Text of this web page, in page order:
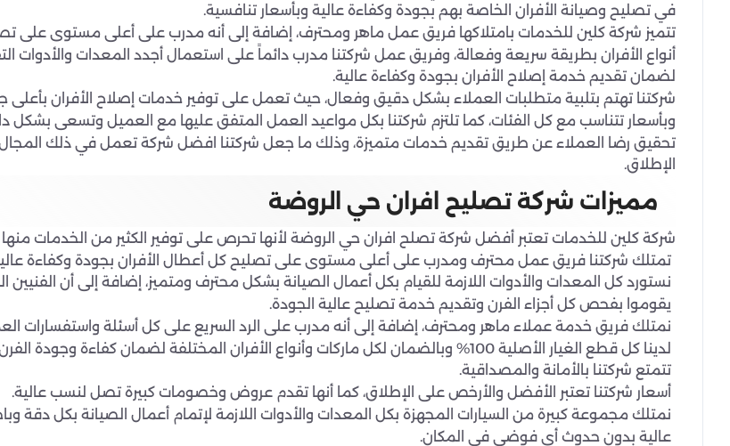
في تصليح وصيانة الأفران الخاصة بهم بجودة وكفاءة عالية وبأسعار تنافسية.
تتميز شركة كلين للخدمات بامتلاكها فريق عمل ماهر ومحترف، إضافة إلى أنه مدرب على أعلى مستوى على
أنواع الأفران بطريقة سريعة وفعالة، وفريق عمل شركتنا مدرب دائماً على استعمال أجدد المعدات والأدوات
لضمان تقديم خدمة إصلاح الأفران بجودة وكفاءة عالية.
شركتنا تهتم بتلبية متطلبات العملاء بشكل دقيق وفعال، حيث تعمل على توفير خدمات إصلاح الأفران بأعلى
وبأسعار تتناسب مع كل الفئات، كما تلتزم شركتنا بكل مواعيد العمل المتفق عليها مع العميل وتسعى بشكل
تحقيق رضا العملاء عن طريق تقديم خدمات متميزة، وذلك ما جعل شركتنا افضل شركة تعمل في ذلك
الإطلاق.
مميزات شركة تصليح افران حي الروضة
شركة كلين للخدمات تعتبر أفضل شركة تصلح افران حي الروضة لأنها تحرص على توفير الكثير من الخدمات منها
تمتلك شركتنا فريق عمل محترف ومدرب على أعلى مستوى على تصليح كل أعطال الأفران بجودة وكفاءة
نستورد كل المعدات والأدوات اللازمة للقيام بكل أعمال الصيانة بشكل محترف ومتميز، إضافة إلى أن
يقوموا بفحص كل أجزاء الفرن وتقديم خدمة تصليح عالية الجودة.
نمتلك فريق خدمة عملاء ماهر ومحترف، إضافة إلى أنه مدرب على الرد السريع على كل أسئلة واستفسارات
لدينا كل قطع الغيار الأصلية 100% وبالضمان لكل ماركات وأنواع الأفران المختلفة لضمان كفاءة وجودة الفرن.
تتمتع شركتنا بالأمانة والمصداقية.
أسعار شركتنا تعتبر الأفضل والأرخص على الإطلاق، كما أنها تقدم عروض وخصومات كبيرة تصل لنسب عالية.
نمتلك مجموعة كبيرة من السيارات المجهزة بكل المعدات والأدوات اللازمة لإتمام أعمال الصيانة بكل دقة
عالية بدون حدوث أي فوضى في المكان.